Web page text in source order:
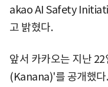
akao AI Safety
고 밝혔다.
앞서 카카오는 지난
(Kanana)'를 공개했